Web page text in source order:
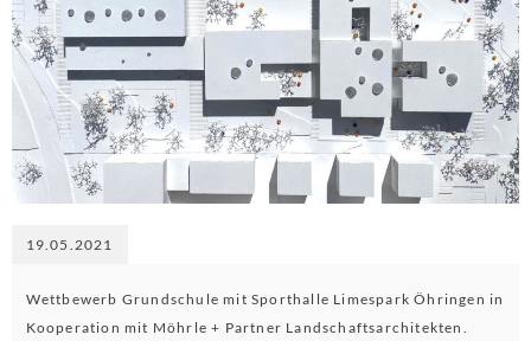
19.05.2021
Wettbewerb Grundschule mit Sporthalle Limespark Öhringen in
Kooperation mit Möhrle + Partner Landschaftsarchitekten.